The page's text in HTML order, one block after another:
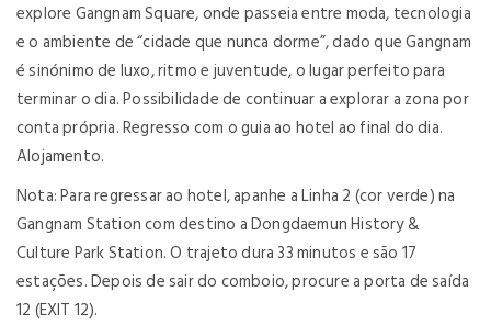
explore Gangnam Square, onde passeia entre moda, tecnologia
e o ambiente de “cidade que nunca dorme”, dado que Gangnam
é sinónimo de luxo, ritmo e juventude, o lugar perfeito para
terminar o dia. Possibilidade de continuar a explorar a zona por
conta própria. Regresso com o guia ao hotel ao final do dia.
Alojamento.
Nota: Para regressar ao hotel, apanhe a Linha 2 (cor verde) na
Gangnam Station com destino a Dongdaemun History &
Culture Park Station. O trajeto dura 33 minutos e são 17
estações. Depois de sair do comboio, procure a porta de saída
12 (EXIT 12).